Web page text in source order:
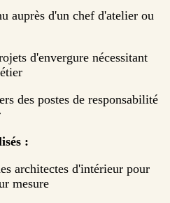
auprès d'un chef d'atelier ou
d'envergure nécessitant
des postes de responsabilité
:
architectes d'intérieur pour
mesure